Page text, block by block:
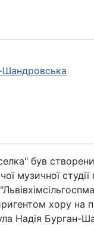
Шандровська
був
музичної
хору на
Надія Бурган-